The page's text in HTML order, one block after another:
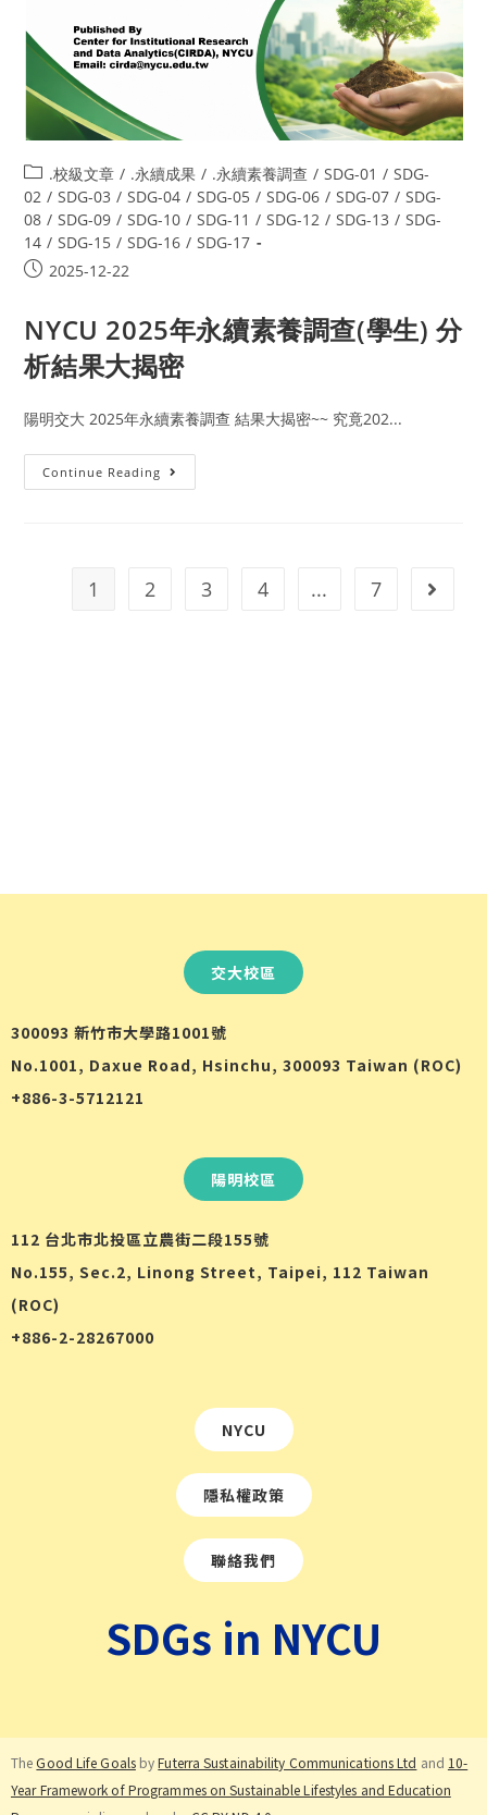
.校級文章 / .永續成果 / .永續素養調查 / SDG-01 / SDG-
02 / SDG-03 / SDG-04 / SDG-05 / SDG-06 / SDG-07 / SDG-
08 / SDG-09 / SDG-10 / SDG-11 / SDG-12 / SDG-13 / SDG-
14 / SDG-15 / SDG-16 / SDG-17
2025-12-22
NYCU 2025年永續素養調查(學生) 分
析結果大揭密
陽明交大 2025年永續素養調查 結果大揭密~~ 究竟202...
Continue Reading
1 2 3 4 ... 7
交大校區
300093 新竹市大學路1001號
No.1001, Daxue Road, Hsinchu, 300093 Taiwan (ROC)
+886-3-5712121
陽明校區
112 台北市北投區立農街二段155號
No.155, Sec.2, Linong Street, Taipei, 112 Taiwan
(ROC)
+886-2-28267000
NYCU
隱私權政策
聯絡我們
SDGs in NYCU
TheGood Life GoalsbyFuterra Sustainability Communications Ltd and 10-
Year Framework of Programmes on Sustainable Lifestyles and Education